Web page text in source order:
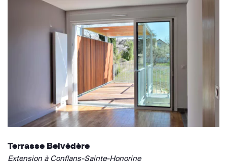
Terrasse Belvédère
Extension à Conflans-Sainte-Honorine